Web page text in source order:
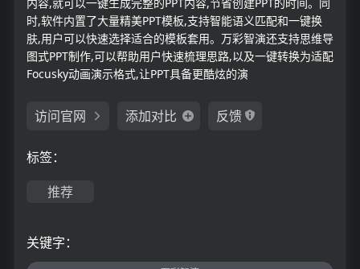
时,软件内置了大量精美PPT模板,支持智能语义匹配和一键换
肤,用户可以快速选择适合的模板套用。万彩智演还支持思维导
图式PPT制作,可以帮助用户快速梳理思路,以及一键转换为适配
Focusky动画演示格式,让PPT具备更酷炫的演
访问官网 添加对比 反馈
标签：
推荐
关键字：